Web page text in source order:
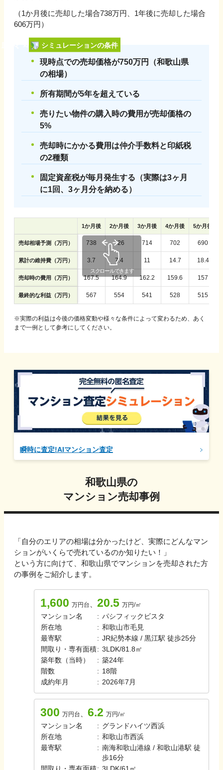
（1か月後に売却した場合738万円、1年後に売却した場合
606万円）
シミュレーションの条件
現時点での売却価格が750万円（和歌山県
の相場）
所有期間が5年を超えている
売りたい物件の購入時の費用が売却価格の
5%
売却時にかかる費用は仲介手数料と印紙税
の2種類
固定資産税が毎月発生する（実際は3ヶ月
に1回、3ヶ月分を納める）
1か月後 2か月後 3か月後 4か月後 5か月後
売却相場予測（万円） 738 726 714 702 690
累計の維持費（万円） 3.7 7.4 11 14.7 18.4
売却時の費用（万円） 167.5 164.9 162.2 159.6 157
最終的な利益（万円） 567 554 541 528 515
※実際の利益は今後の価格変動や様々な条件によって変わるため、あく
まで一例として参考にしてください。
瞬時に査定!AIマンション査定
和歌山県の
マンション売却事例
「自分のエリアの相場は分かったけど、実際にどんなマン
ションがいくらで売れているのか知りたい！」
という方に向けて、 和歌山県でマンションを売却された方
の事例をご紹介します。
1,600 万円台 20.5 万円/㎡
マンション名 : パシフィックビスタ
所在地
: 和歌山市毛見
最寄駅
: JR紀勢本線 / 黒江駅 徒歩25分
間取り・専有面積: 3LDK/81.8㎡
築年数（当時）
: 築24年
階数
: 18 階
成約年月
: 2026年7月
300 万円台 6.2 万円/㎡
マンション名 : グランドハイツ西浜
所在地
: 和歌山市西浜
最寄駅
: 南海和歌山港線 / 和歌山港駅 徒
歩16分